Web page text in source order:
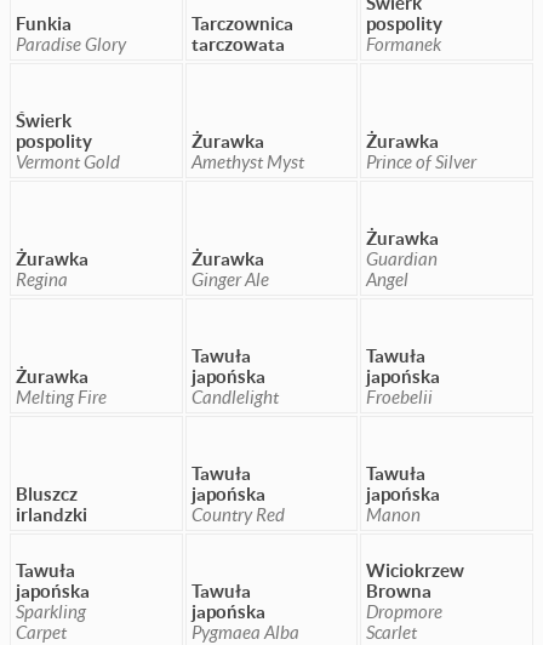
Funkia
Paradise Glory
Tarczownica
tarczowata
pospolity
Formanek
Świerk
pospolity
Vermont Gold
Żurawka
Amethyst Myst
Żurawka
Prince of Silver
Żurawka
Regina
Żurawka
Ginger Ale
Żurawka
Guardian
Angel
Żurawka
Melting Fire
Tawuła
japońska
Candlelight
Tawuła
japońska
Froebelii
Bluszcz
irlandzki
Tawuła
japońska
Country Red
Tawuła
japońska
Manon
Tawuła
japońska
Sparkling
Carpet
Tawuła
japońska
Pygmaea Alba
Wiciokrzew
Browna
Dropmore
Scarlet